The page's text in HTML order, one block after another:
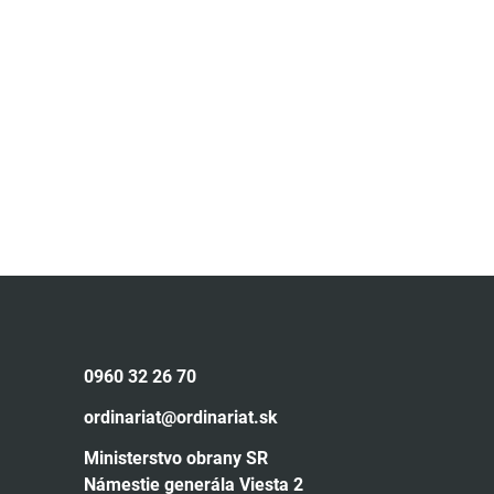
0960 32 26 70
ordinariat@ordinariat.sk
Ministerstvo obrany SR
Námestie generála Viesta 2